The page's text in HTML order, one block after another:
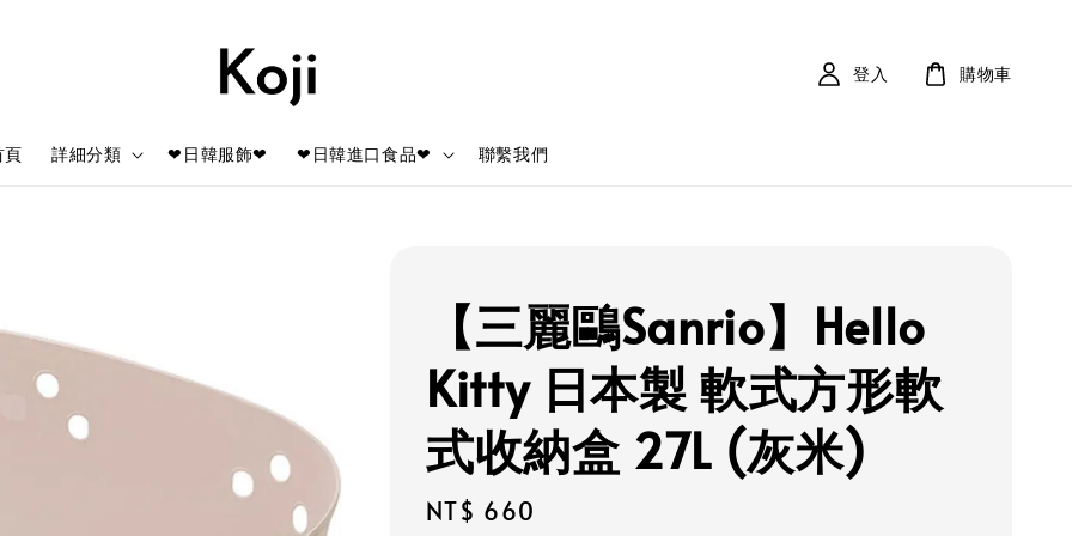
頁 詳細分類 ❤日韓服飾❤ ❤日韓進口食品❤ 聯繫我們
登入 購物車
【三麗鷗Sanrio】Hello
Kitty 日本製 軟式方形軟
式收納盒 27L (灰米)
Regular
NT$ 660